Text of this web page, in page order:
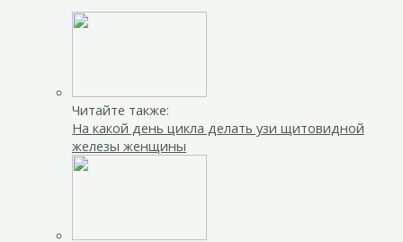
Читайте также:
На какой день цикла делать узи щитовидной
железы женщины